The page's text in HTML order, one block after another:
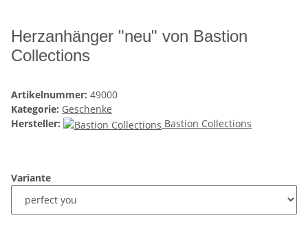
Herzanhänger "neu" von Bastion
Collections
Artikelnummer: 49000
Kategorie: Geschenke
Hersteller:
Bastion Collections
Variante